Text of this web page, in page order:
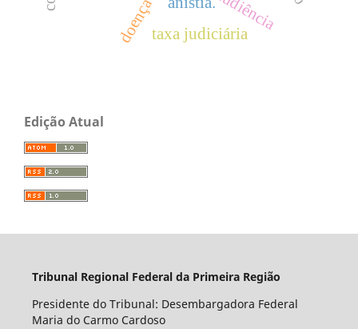
taxa judiciária
Edição Atual
Tribunal Regional Federal da Primeira Região
Presidente do Tribunal: Desembargadora Federal
Maria do Carmo Cardoso